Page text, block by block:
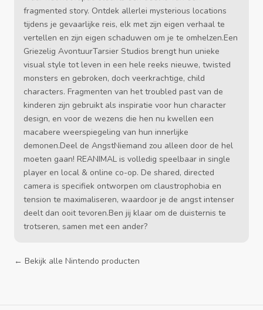
fragmented story. Ontdek allerlei mysterious locations
tijdens je gevaarlijke reis, elk met zijn eigen verhaal te
vertellen en zijn eigen schaduwen om je te omhelzen.Een
Griezelig AvontuurTarsier Studios brengt hun unieke
visual style tot leven in een hele reeks nieuwe, twisted
monsters en gebroken, doch veerkrachtige, child
characters. Fragmenten van het troubled past van de
kinderen zijn gebruikt als inspiratie voor hun character
design, en voor de wezens die hen nu kwellen een
macabere weerspiegeling van hun innerlijke
demonen.Deel de AngstNiemand zou alleen door de hel
moeten gaan! REANIMAL is volledig speelbaar in single
player en local & online co-op. De shared, directed
camera is specifiek ontworpen om claustrophobia en
tension te maximaliseren, waardoor je de angst intenser
deelt dan ooit tevoren.Ben jij klaar om de duisternis te
trotseren, samen met een ander?
← Bekijk alle Nintendo producten